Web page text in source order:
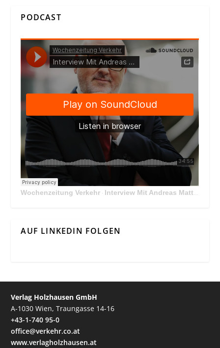
PODCAST
Wochenzeitung Verkehr · Interview Mit Andreas Matthä, CEO der ÖBB Holding
AUF LINKEDIN FOLGEN
Verlag Holzhausen GmbH
A-1030 Wien, Traungasse 14-16
+43-1-740 95-0
office@verkehr.co.at
www.verlagholzhausen.at